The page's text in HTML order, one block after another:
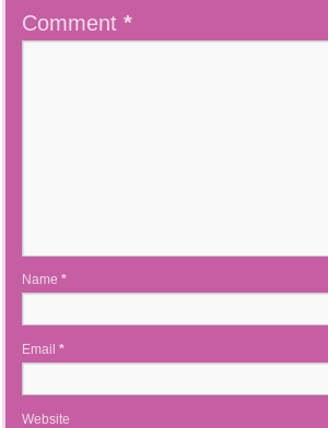
Comment *
Name *
Email *
Website